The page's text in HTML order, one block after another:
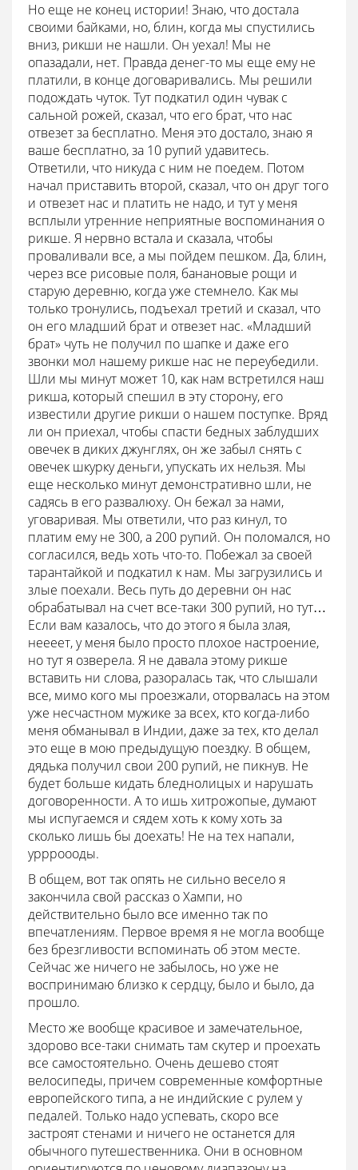
Но еще не конец истории! Знаю, что достала
своими байками, но, блин, когда мы спустились
вниз, рикши не нашли. Он уехал! Мы не
опазадали, нет. Правда денег-то мы еще ему не
платили, в конце договаривались. Мы решили
подождать чуток. Тут подкатил один чувак с
сальной рожей, сказал, что его брат, что нас
отвезет за бесплатно. Меня это достало, знаю я
ваше бесплатно, за 10 рупий удавитесь.
Ответили, что никуда с ним не поедем. Потом
начал приставить второй, сказал, что он друг того
и отвезет нас и платить не надо, и тут у меня
всплыли утренние неприятные воспоминания о
рикше. Я нервно встала и сказала, чтобы
проваливали все, а мы пойдем пешком. Да, блин,
через все рисовые поля, банановые рощи и
старую деревню, когда уже стемнело. Как мы
только тронулись, подъехал третий и сказал, что
он его младший брат и отвезет нас. «Младший
брат» чуть не получил по шапке и даже его
звонки мол нашему рикше нас не переубедили.
Шли мы минут может 10, как нам встретился наш
рикша, который спешил в эту сторону, его
известили другие рикши о нашем поступке. Вряд
ли он приехал, чтобы спасти бедных заблудших
овечек в диких джунглях, он же забыл снять с
овечек шкурку деньги, упускать их нельзя. Мы
еще несколько минут демонстративно шли, не
садясь в его развалюху. Он бежал за нами,
уговаривая. Мы ответили, что раз кинул, то
платим ему не 300, а 200 рупий. Он поломался, но
согласился, ведь хоть что-то. Побежал за своей
тарантайкой и подкатил к нам. Мы загрузились и
злые поехали. Весь путь до деревни он нас
обрабатывал на счет все-таки 300 рупий, но тут…
Если вам казалось, что до этого я была злая,
неееет, у меня было просто плохое настроение,
но тут я озверела. Я не давала этому рикше
вставить ни слова, разоралась так, что слышали
все, мимо кого мы проезжали, оторвалась на этом
уже несчастном мужике за всех, кто когда-либо
меня обманывал в Индии, даже за тех, кто делал
это еще в мою предыдущую поездку. В общем,
дядька получил свои 200 рупий, не пикнув. Не
будет больше кидать бледнолицых и нарушать
договоренности. А то ишь хитрожопые, думают
мы испугаемся и сядем хоть к кому хоть за
сколько лишь бы доехать! Не на тех напали,
уррроооды.
В общем, вот так опять не сильно весело я
закончила свой рассказ о Хампи, но
действительно было все именно так по
впечатлениям. Первое время я не могла вообще
без брезгливости вспоминать об этом месте.
Сейчас же ничего не забылось, но уже не
воспринимаю близко к сердцу, было и было, да
прошло.
Место же вообще красивое и замечательное,
здорово все-таки снимать там скутер и проехать
все самостоятельно. Очень дешево стоят
велосипеды, причем современные комфортные
европейского типа, а не индийские с рулем у
педалей. Только надо успевать, скоро все
застроят стенами и ничего не останется для
обычного путешественника. Они в основном